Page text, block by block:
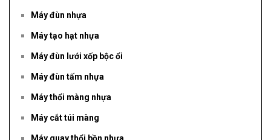
Máy đùn nhựa
Máy tạo hạt nhựa
Máy đùn lưới xốp bộc ổi
Máy đùn tấm nhựa
Máy thổi màng nhựa
Máy cắt túi màng
Máy quay thổi bồn nhựa